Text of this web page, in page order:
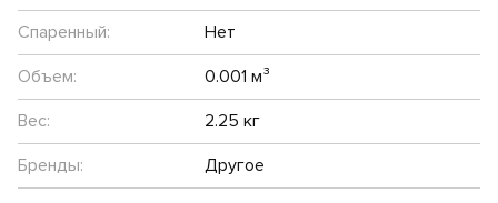
Спаренный:
Нет
Объем:
0.001 м³
Вес:
2.25 кг
Бренды:
Другое